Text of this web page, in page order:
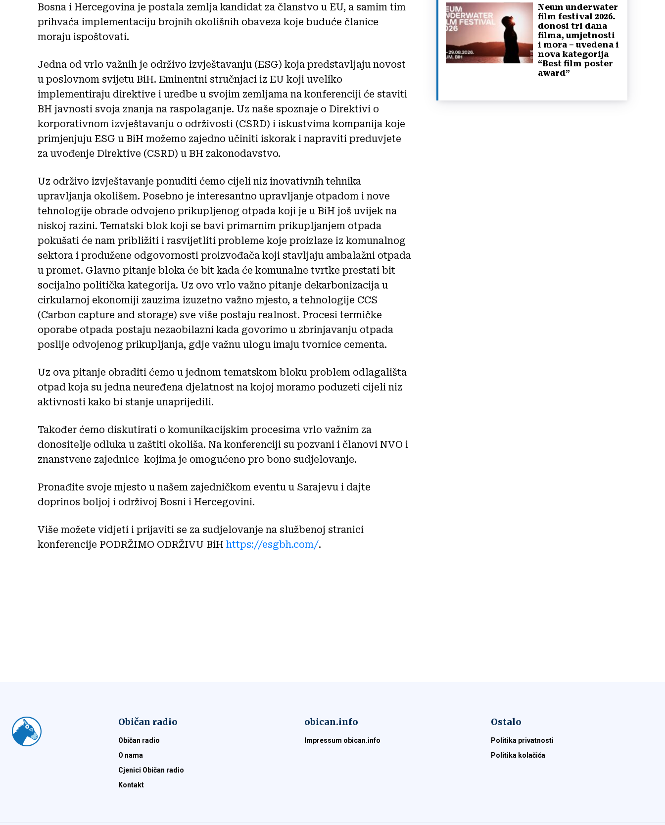
Bosna i Hercegovina je postala zemlja kandidat za članstvo u EU, a samim tim
prihvaća implementaciju brojnih okolišnih obaveza koje buduće članice
moraju ispoštovati.
Jedna od vrlo važnih je održivo izvještavanju (ESG) koja predstavljaju novost
u poslovnom svijetu BiH. Eminentni stručnjaci iz EU koji uveliko
implementiraju direktive i uredbe u svojim zemljama na konferenciji će staviti
BH javnosti svoja znanja na raspolaganje. Uz naše spoznaje o Direktivi o
korporativnom izvještavanju o održivosti (CSRD) i iskustvima kompanija koje
primjenjuju ESG u BiH možemo zajedno učiniti iskorak i napraviti preduvjete
za uvođenje Direktive (CSRD) u BH zakonodavstvo.
Uz održivo izvještavanje ponuditi ćemo cijeli niz inovativnih tehnika
upravljanja okolišem. Posebno je interesantno upravljanje otpadom i nove
tehnologije obrade odvojeno prikupljenog otpada koji je u BiH još uvijek na
niskoj razini. Tematski blok koji se bavi primarnim prikupljanjem otpada
pokušati će nam približiti i rasvijetliti probleme koje proizlaze iz komunalnog
sektora i produžene odgovornosti proizvođača koji stavljaju ambalažni otpada
u promet. Glavno pitanje bloka će bit kada će komunalne tvrtke prestati bit
socijalno politička kategorija. Uz ovo vrlo važno pitanje dekarbonizacija u
cirkularnoj ekonomiji zauzima izuzetno važno mjesto, a tehnologije CCS
(Carbon capture and storage) sve više postaju realnost. Procesi termičke
oporabe otpada postaju nezaobilazni kada govorimo u zbrinjavanju otpada
poslije odvojenog prikupljanja, gdje važnu ulogu imaju tvornice cementa.
Uz ova pitanje obraditi ćemo u jednom tematskom bloku problem odlagališta
otpad koja su jedna neuređena djelatnost na kojoj moramo poduzeti cijeli niz
aktivnosti kako bi stanje unaprijedili.
Također ćemo diskutirati o komunikacijskim procesima vrlo važnim za
donositelje odluka u zaštiti okoliša. Na konferenciji su pozvani i članovi NVO i
znanstvene zajednice kojima je omogućeno pro bono sudjelovanje.
Pronađite svoje mjesto u našem zajedničkom eventu u Sarajevu i dajte
doprinos boljoj i održivoj Bosni i Hercegovini.
Više možete vidjeti i prijaviti se za sudjelovanje na službenoj stranici
konferencije PODRŽIMO ODRŽIVU BiH https://esgbh.com/.
Neum underwater
film festival 2026.
donosi tri dana
filma, umjetnosti
i mora – uvedena i
nova kategorija
“Best film poster
award”
Običan radio
Običan radio
O nama
Cjenici Običan radio
Kontakt
obican.info
Impressum obican.info
Ostalo
Politika privatnosti
Politika kolačića